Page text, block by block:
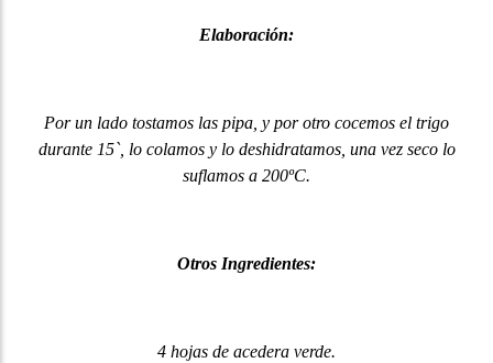
Elaboración:
Por un lado tostamos las pipa, y por otro cocemos el trigo
durante 15`, lo colamos y lo deshidratamos, una vez seco lo
suflamos a 200ºC.
Otros Ingredientes:
4 hojas de acedera verde.